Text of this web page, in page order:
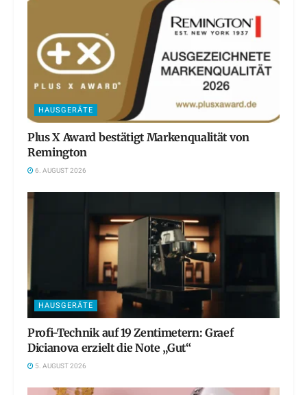
HAUSGERÄTE
Plus X Award bestätigt Markenqualität von
Remington
6. AUGUST 2026
HAUSGERÄTE
Profi-Technik auf 19 Zentimetern: Graef
Dicianova erzielt die Note „Gut“
5. AUGUST 2026